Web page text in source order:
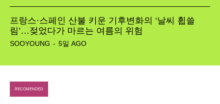
Article
Tech
프랑스·스페인 산불 키운 기후변화의 ‘날씨 휩쓸
림’…젖었다가 마르는 여름의 위험
SOOYOUNG - 5일 AGO
RECOMENDED